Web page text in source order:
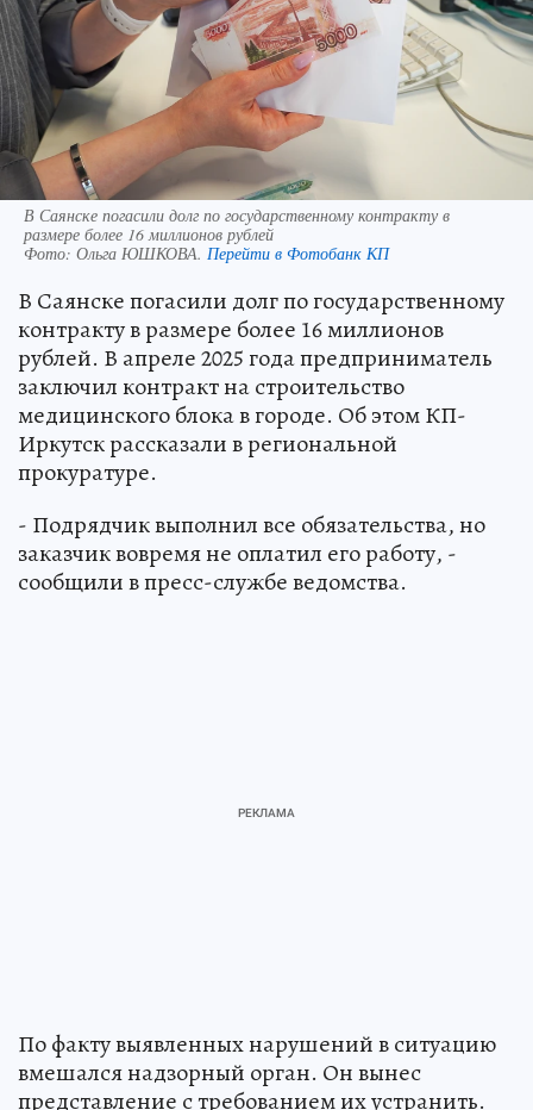
В Саянске погасили долг по государственному контракту в
размере более 16 миллионов рублей
Фото: Ольга ЮШКОВА. Перейти в Фотобанк КП
В Саянске погасили долг по государственному
контракту в размере более 16 миллионов
рублей. В апреле 2025 года предприниматель
заключил контракт на строительство
медицинского блока в городе. Об этом КП-
Иркутск рассказали в региональной
прокуратуре.
- Подрядчик выполнил все обязательства, но
заказчик вовремя не оплатил его работу, -
сообщили в пресс-службе ведомства.
По факту выявленных нарушений в ситуацию
вмешался надзорный орган. Он вынес
представление с требованием их устранить.